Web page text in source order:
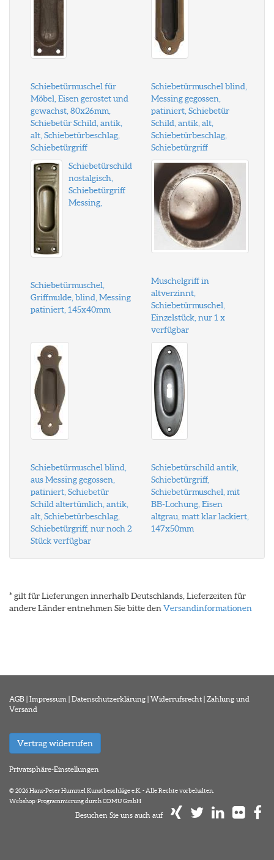
Schiebetürmuschel für
Möbel, Eisen gerostet und
gewachst, 80x26mm,
Schiebetür Schild, antik,
alt, Schiebetürbeschlag,
Schiebetürgriff
Schiebetürmuschel blind,
Messing gegossen,
patiniert, Schiebetür
Schild, antik, alt,
Schiebetürbeschlag,
Schiebetürgriff
Schiebetürschild
nostalgisch,
Schiebetürgriff
Messing,
Schiebetürmuschel,
Griffmulde, blind, Messing
patiniert, 145x40mm
Muschelgriff in
altverzinnt,
Schiebetürmuschel,
Einzelstück, nur 1 x
verfügbar
Schiebetürmuschel blind,
aus Messing gegossen,
patiniert, Schiebetür
Schild altertümlich, antik,
alt, Schiebetürbeschlag,
Schiebetürgriff, nur noch 2
Stück verfügbar
Schiebetürschild antik,
Schiebetürgriff,
Schiebetürmuschel, mit
BB-Lochung, Eisen
altgrau, matt klar lackiert,
147x50mm
* gilt für Lieferungen innerhalb Deutschlands, Lieferzeiten für
andere Länder entnehmen Sie bitte den Versandinformationen
AGB | Impressum | Datenschutzerklärung | Widerrufsrecht | Zahlung und
Versand
Vertrag widerrufen
Privatsphäre-Einstellungen
© 2026 Hans-Peter Hummel Kunstbeschläge e.K. - Alle Rechte vorbehalten.
Webshop-Programmierung durch COMU GmbH
Besuchen Sie uns auch auf